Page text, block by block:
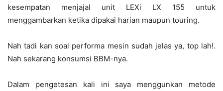
kesempatan menjajal unit LEXi LX 155 untuk
menggambarkan ketika dipakai harian maupun touring.
Nah tadi kan soal performa mesin sudah jelas ya, top lah!.
Nah sekarang konsumsi BBM-nya.
Dalam pengetesan kali ini saya menggunkan metode